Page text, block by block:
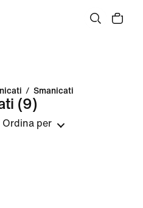
/ Smanicati
(9)
Ordina per